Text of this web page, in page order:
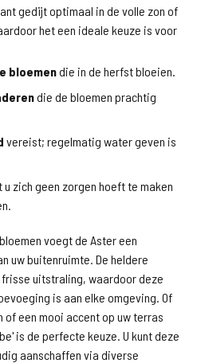
gedijt optimaal in de volle zon of
het een ideale keuze is voor
bloemendie in de herfst bloeien.
die de bloemen prachtig
vereist; regelmatig water geven is
u zich geen zorgen hoeft te maken
voegt de Aster een
uw buitenruimte. De heldere
uitstraling, waardoor deze
is aan elke omgeving. Of
of een mooi accent op uw terras
is de perfecte keuze. U kunt deze
aanschaffen via diverse